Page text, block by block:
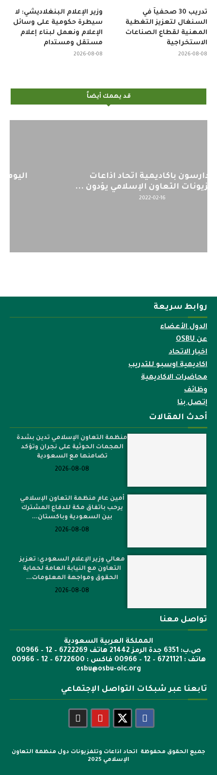
وزير الإعلام البنغلاديشي: لا
سيطرة حكومية على وسائل
الإعلام ونعمل لبناء إعلام
مستقل ومستدام
2026-08-08
تدريب 30 صحفياً في
السنغال لتعزيز التغطية
المهنية لقطاع الصناعات
الاستخراجية
2026-08-08
قد يهمك أيضاً
اليوم : المشاركة بالاجتماع التحضيري
لمنظمي قمة اسيا...
روابط سريعة
الدول الأعضاء
عن OSBU
اخبار الاتحاد
اكاديمية اوسبو للتدريب
محاضرات الاكاديمية
وظائف
إتصل بنا
أحدث المقالات
منظمة التعاون الإسلامي تدين بشدة
الهجمات الحوثية على نجران وتؤكد
تضامنها مع السعودية
2026-08-08
أمين عام منظمة التعاون الإسلامي
يرحب باتفاق مكة للدفاع المشترك
بين السعودية وباكستان...
2026-08-08
معالي وزير الإعلام السعودي: تعزيز
التعاون مع النيابة العامة لحماية
الحقوق ومواجهة المعلومات...
2026-08-08
تواصل معنا
المملكة العربية السعودية
ص.ب: 6351 جدة الرمز 21442 هاتف 6722269 – 12 – 00966
هاتف : 6721121 – 12 – 00966 فاكس : 6722600 – 12 – 00966
osbu@osbu-oic.org
تابعنا عبر شبكات التواصل الإجتماعي
جميع الحقوق محفوظة اتحاد اذاعات وتلفزيونات دول منظمة التعاون
الإسلامي 2025